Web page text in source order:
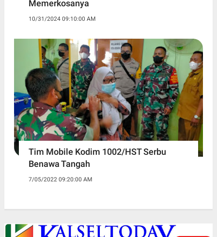
Memerkosanya
10/31/2024 09:10:00 AM
Tim Mobile Kodim 1002/HST Serbu
Benawa Tangah
7/05/2022 09:20:00 AM